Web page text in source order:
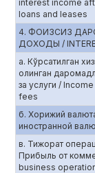
interest income
loans and leases
4. ФОИЗСИЗ
ДОХОДЫ /
а. Кўрсатилган
олинган
за услуги /
fees
б. Хорижий
иностранной
в. Тижорат
Прибыль от
business